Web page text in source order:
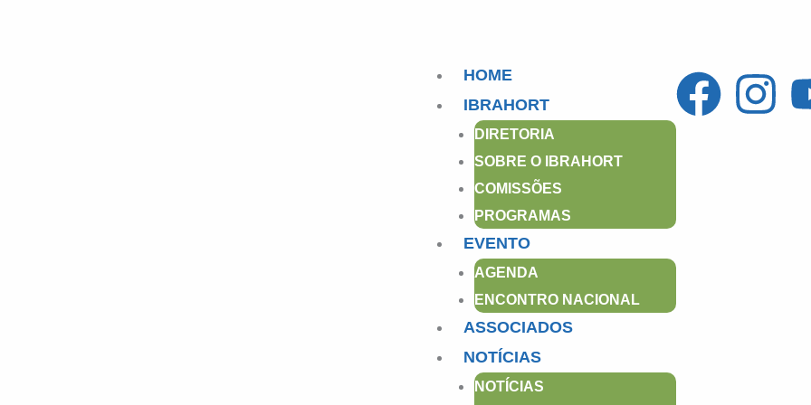
HOME
IBRAHORT
DIRETORIA
SOBRE O IBRAHORT
COMISSÕES
PROGRAMAS
EVENTO
AGENDA
ENCONTRO NACIONAL
ASSOCIADOS
NOTÍCIAS
NOTÍCIAS
F
a
I
n